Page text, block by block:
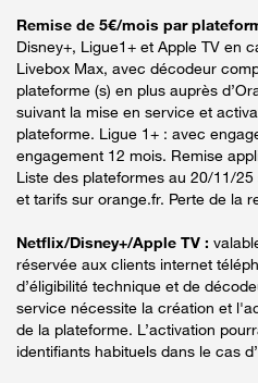
Remise de 5€/mois par
Disney+, Ligue1+ et Apple TV en
Livebox Max, avec décodeur
plateforme (s) en plus auprès
suivant la mise en service et
plateforme. Ligue 1+ : avec
engagement 12 mois. Remise
Liste des plateformes au 20/11/
et tarifs sur orange.fr. Perte de la
Netflix/Disney+/Apple TV :
réservée aux clients internet
d’éligibilité technique et de
service nécessite la création et
de la plateforme. L’activation
identifiants habituels dans le cas